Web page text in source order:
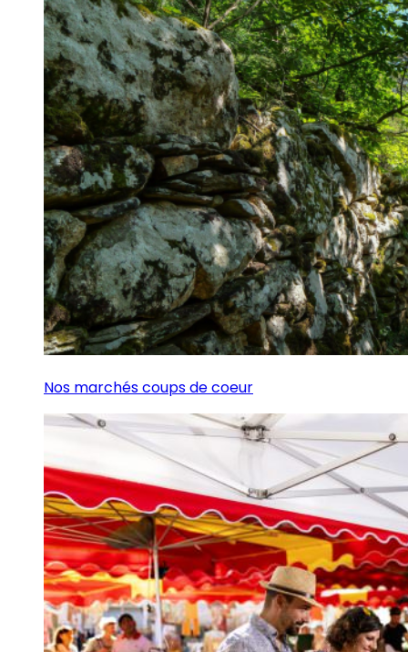
Nos marchés coups de coeur